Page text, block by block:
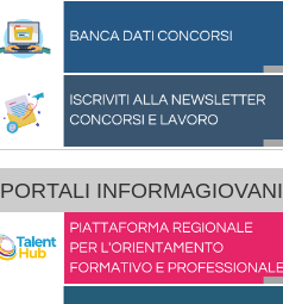
PORTALI INFORMAGIOVANI